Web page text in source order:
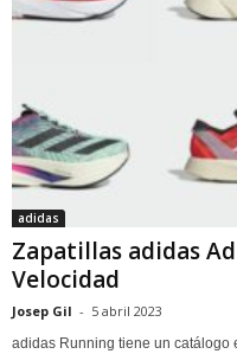
adidas
Zapatillas adidas
Velocidad
Josep Gil - 5 abril 2023
adidas Running tiene un catálogo